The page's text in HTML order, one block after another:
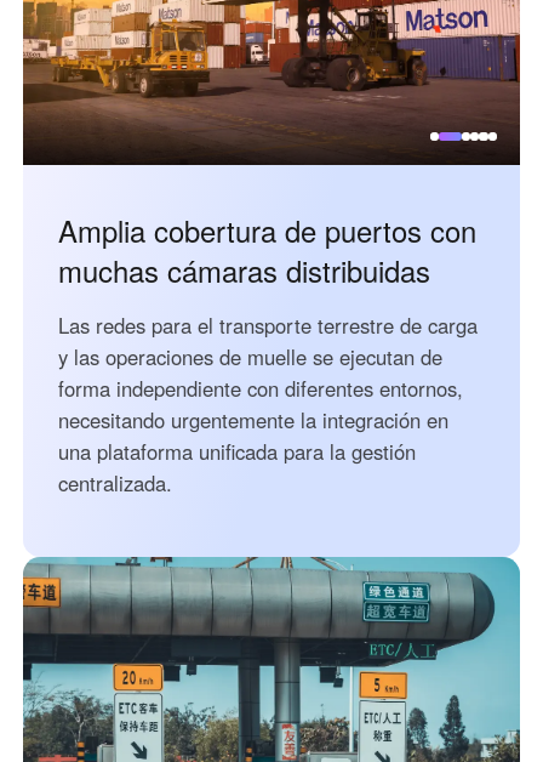
Indonesia
English
Қазақстан
Русский
Узбекистан
Русский
Кыргызстан
Русский
United Kingdom
English
España
Español
Россия
Русский
Белару́сь
Русский
Україна
English
Deutschland
English
Belgien
English
North America
United States
English
Canada
English
México
Español
Amplia cobertura de puertos con
muchas cámaras distribuidas
Las redes para el transporte terrestre de carga
y las operaciones de muelle se ejecutan de
forma independiente con diferentes entornos,
necesitando urgentemente la integración en
una plataforma unificada para la gestión
centralizada.